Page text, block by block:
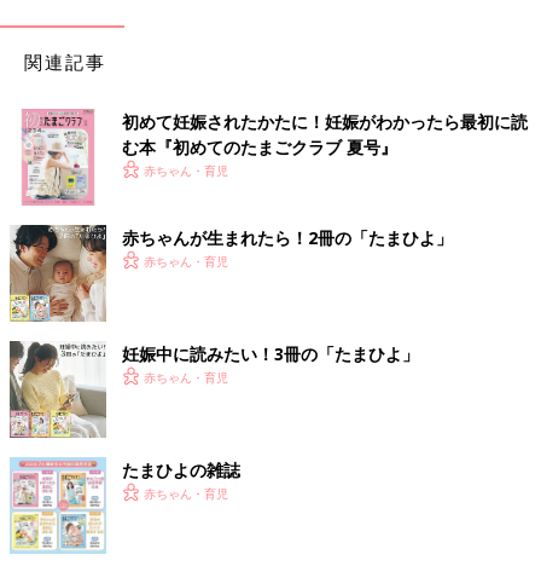
関連記事
初めて妊娠されたかたに！妊娠がわかったら最初に読
む本『初めてのたまごクラブ 夏号』
赤ちゃん・育児
赤ちゃんが生まれたら！2冊の「たまひよ」
赤ちゃん・育児
妊娠中に読みたい！3冊の「たまひよ」
赤ちゃん・育児
たまひよの雑誌
赤ちゃん・育児